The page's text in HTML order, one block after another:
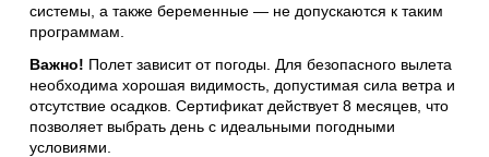
системы, а также беременные — не допускаются к таким
программам.
Важно! Полет зависит от погоды. Для безопасного вылета
необходима хорошая видимость, допустимая сила ветра и
отсутствие осадков. Сертификат действует 8 месяцев, что
позволяет выбрать день с идеальными погодными
условиями.